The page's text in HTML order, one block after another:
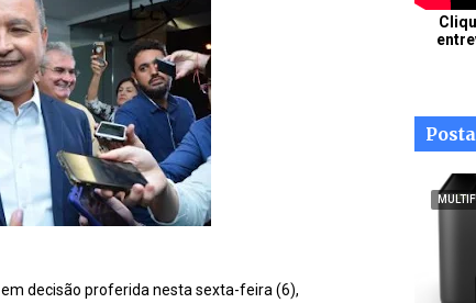
decisão proferida nesta sexta-feira (6),